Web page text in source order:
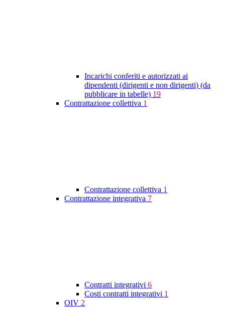
Incarichi conferiti e autorizzati ai
dipendenti (dirigenti e non dirigenti) (da
pubblicare in tabelle) 19
Contrattazione collettiva 1
Contrattazione collettiva 1
Contrattazione integrativa 7
Contratti integrativi 6
Costi contratti integrativi 1
OIV 2